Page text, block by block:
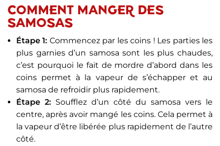
COMMENT MANGER DES
SAMOSAS
Étape 1: Commencez par les coins ! Les parties les
plus garnies d’un samosa sont les plus chaudes,
c’est pourquoi le fait de mordre d’abord dans les
coins permet à la vapeur de s’échapper et au
samosa de refroidir plus rapidement.
Étape 2: Soufflez d’un côté du samosa vers le
centre, après avoir mangé les coins. Cela permet à
la vapeur d’être libérée plus rapidement de l’autre
côté.